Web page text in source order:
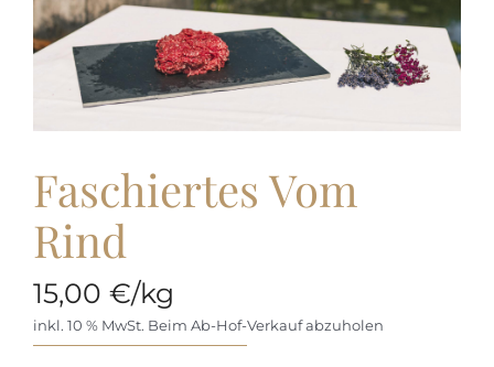
Faschiertes Vom
Rind
15,00 €/kg
inkl. 10 % MwSt. Beim Ab-Hof-Verkauf abzuholen